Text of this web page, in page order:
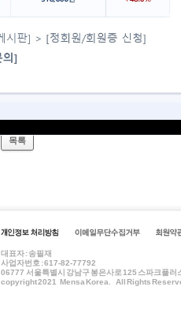
많이 확보할 수 있는 방법이 되는 동시에 멘사
활성화에도 기여하게 됩니다.
이전글 한국멘사 12월 정기 이사회
목록
대표자 : 송필재
사업자번호 : 617-82-77792
06777 서울특별시 강남구 봉은사로 125 스파크플
copyright 2021 Mensa Korea. All Rights